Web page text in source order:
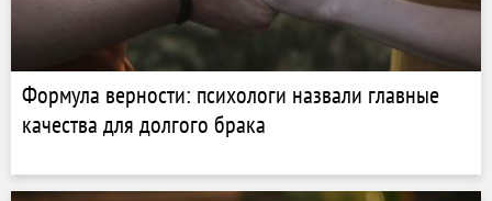
Формула верности: психологи назвали главные
качества для долгого брака